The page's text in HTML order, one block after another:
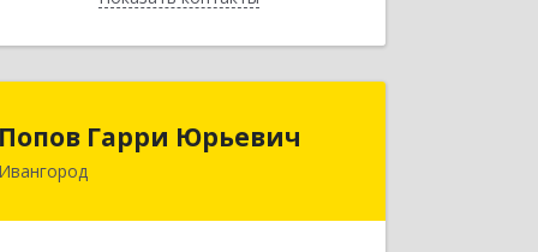
Попов Гарри Юрьевич
Ивангород